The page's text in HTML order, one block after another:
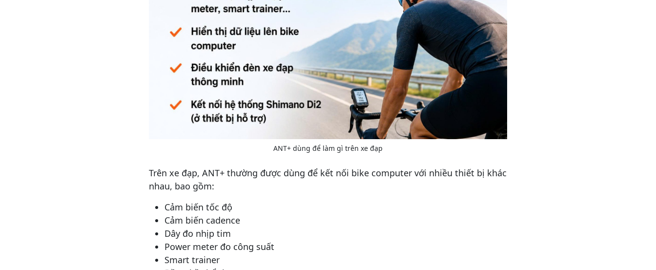
ANT+ dùng để làm gì trên xe đạp
Trên xe đạp, ANT+ thường được dùng để kết nối bike computer với nhiều thiết bị khác
nhau, bao gồm:
Cảm biến tốc độ
Cảm biến cadence
Dây đo nhịp tim
Power meter đo công suất
Smart trainer